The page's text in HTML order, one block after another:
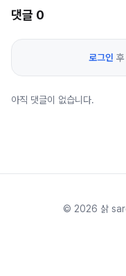
댓글 0
로그인
아직 댓글이 없습니다.
© 2026 삵